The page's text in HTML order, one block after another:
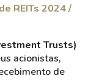
REITs 2024 /
Trusts)
acionistas,
de